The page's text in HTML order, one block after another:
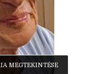
MEGTEKINTÉSE